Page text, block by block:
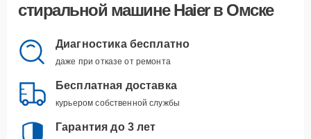
стиральной машине Haier в Омске
Диагностика бесплатно
даже при отказе от ремонта
Бесплатная доставка
курьером собственной службы
Гарантия до 3 лет